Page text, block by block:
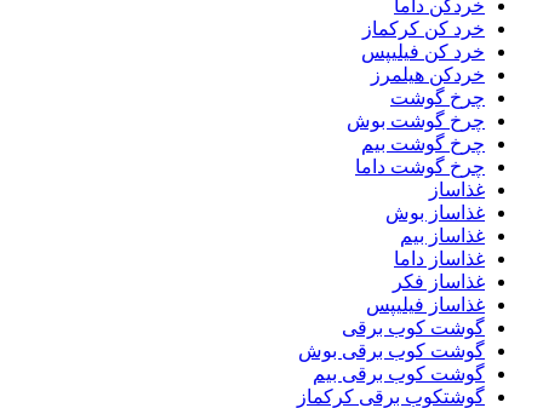
خردکن داما
خرد کن کرکماز
خرد کن فیلیپس
خردکن هیلمرز
چرخ گوشت
چرخ گوشت بوش
چرخ گوشت بیم
چرخ گوشت داما
غذاساز
غذاساز بوش
غذاساز بیم
غذاساز داما
غذاساز فکر
غذاساز فیلیپس
گوشت کوب برقی
گوشت کوب برقی بوش
گوشت کوب برقی بیم
گوشتکوب برقی کرکماز